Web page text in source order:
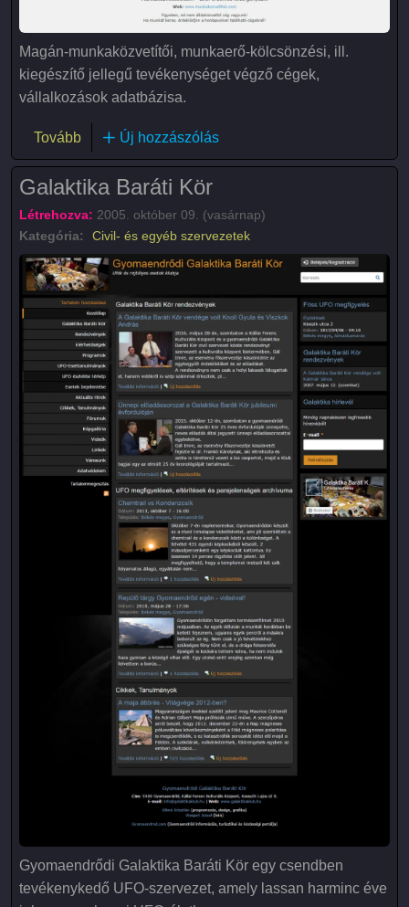
Magán-munkaközvetítői, munkaerő-kölcsönzési, ill.
kiegészítő jellegű tevékenységet végző cégek,
vállalkozások adatbázisa.
Tovább(Munkaközvetítők)
Új hozzászólás
Galaktika Baráti Kör
Létrehozva: 2005. október 09. (vasárnap)
Kategória:
Civil- és egyéb szervezetek
Gyomaendrődi Galaktika Baráti Kör egy csendben
tevékenykedő UFO-szervezet, amely lassan harminc éve